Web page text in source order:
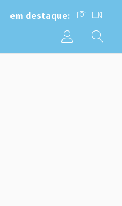
em destaque: